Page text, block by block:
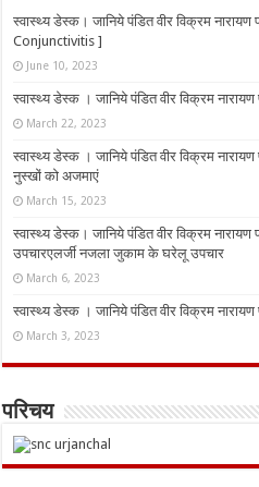
स्वास्थ्य डेस्क। जानिये पंडित वीर विक्रम
Conjunctivitis ]
June 10, 2023
स्वास्थ्य डेस्क । जानिये पंडित वीर विक्रम
March 22, 2023
स्वास्थ्य डेस्क । जानिये पंडित वीर विक्रम
नुस्‍खों को अजमाएं
March 15, 2023
स्वास्थ्य डेस्क। जानिये पंडित वीर विक्रम
उपचारएलर्जी नजला जुकाम के घरेलू उपचार
March 6, 2023
स्वास्थ्य डेस्क । जानिये पंडित वीर विक्रम
March 3, 2023
परिचय